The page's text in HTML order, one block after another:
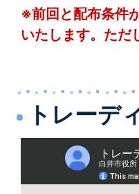
※前回と配布条件
いたします。ただ
トレーデ